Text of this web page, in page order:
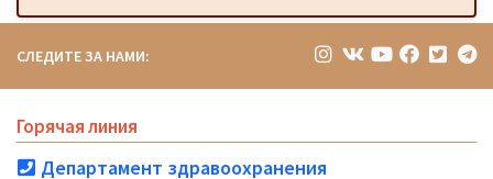
СЛЕДИТЕ ЗА НАМИ:
Горячая линия
Департамент здравоохранения